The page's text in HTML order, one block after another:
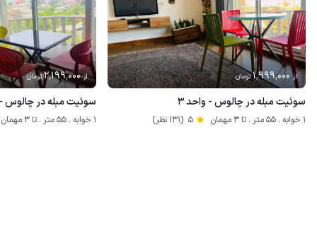
از 1٬999٬000تومان
سوئیت مبله در چالوس - واحد ۳
1 خوابه . 55 متر . تا 3 مهمان 5 (131 نظر)
از 2٬199٬000تومان
سوئیت مبله در چالوس -
1 خوابه . 55 متر . تا 3 مهمان